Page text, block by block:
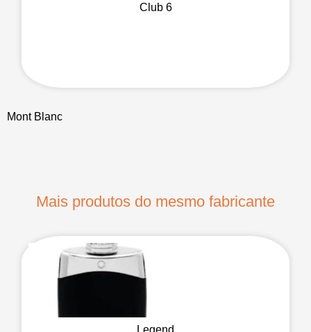
Club 6
Mont Blanc
Mais produtos do mesmo fabricante